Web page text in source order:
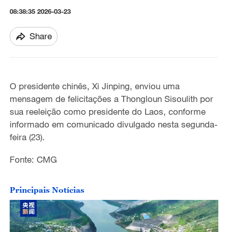
08:38:35 2026-03-23
Share
O presidente chinês, Xi Jinping, enviou uma
mensagem de felicitações a Thongloun Sisoulith por
sua reeleição como presidente do Laos, conforme
informado em comunicado divulgado nesta segunda-
feira (23).
Fonte: CMG
Principais Notícias